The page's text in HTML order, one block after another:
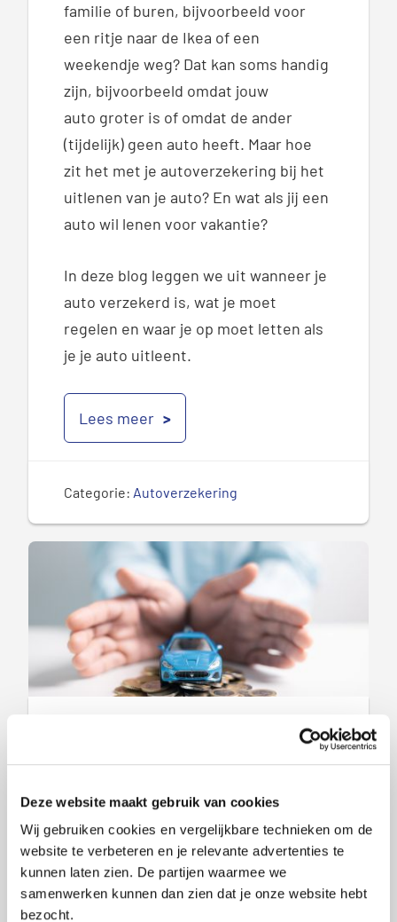
Deze website maakt gebruik van cookies
Wij gebruiken cookies en vergelijkbare technieken om de
website te verbeteren en je relevante advertenties te
kunnen laten zien. De partijen waarmee we
samenwerken kunnen dan zien dat je onze website hebt
bezocht.
familie of buren, bijvoorbeeld voor
een ritje naar de Ikea of een
weekendje weg? Dat kan soms handig
zijn, bijvoorbeeld omdat jouw
auto groter is of omdat de ander
(tijdelijk) geen auto heeft. Maar hoe
zit het met je autoverzekering bij het
uitlenen van je auto? En wat als jij een
auto wil lenen voor vakantie?
In deze blog leggen we uit wanneer je
auto verzekerd is, wat je moet
regelen en waar je op moet letten als
je je auto uitleent.
Lees meer
Categorie: Autoverzekering
autoverzekeringen in mei
2026
5 mei 2026, doorStefan de Gooijer
Heb je een auto of ander motorrijtuig
op jouw naam staan? Dan ben je